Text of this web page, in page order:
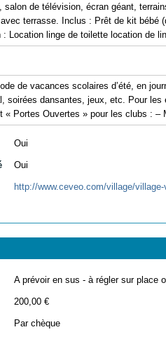
salon de télévision, écran géant,
terrasse. Inclus : Prêt de kit bébé
Location linge de toilette location de
de vacances scolaires d’été, en
soirées dansantes, jeux, etc. Pour
« Portes Ouvertes » pour les clubs :
Oui
Oui
http://www.ceveo.com/village/
A prévoir en sus - à régler sur place
200,00 €
Par chèque